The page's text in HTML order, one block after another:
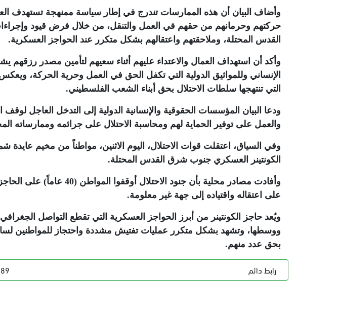
وأضاف البيان أن هذه الممارسات تندرج في إطار سياسة ممنهجة تستهدف
حركتهم وحرمانهم من حقهم في العمل والتنقل، من خلال فرض قيود
القدس المحتلة، وملاحقتهم واعتقالهم بشكل متكرر عند الحواجز العسكرية.
وأكد أن استهداف العمال والاعتداء عليهم أثناء سعيهم لتأمين مصدر رزقهم
الإنساني وللمواثيق الدولية التي تكفل الحق في العمل وحرية الحركة،
التي تنتهجها سلطات الاحتلال بحق أبناء الشعب الفلسطيني.
ودعا البيان المؤسسات الحقوقية والإنسانية الدولية إلى التدخل العاجل لوقف
والعمل على توفير الحماية لهم ومحاسبة الاحتلال على جرائمه وممارساته
وفي السياق، اعتقلت قوات الاحتلال، اليوم الاثنين، مواطناً من مخيم عايدة
الكونتينر العسكري جنوب شرق القدس المحتلة.
وأفادت مصادر محلية بأن جنود
على اعتقاله واقتياده إلى جهة غير معلومة.
ويُعد حاجز الكونتينر من أبرز الحواجز العسكرية التي تقطع التواصل
ووسطها، وتشهد بشكل متكرر عمليات تفتيش مشددة واحتجاز للمواطنين
بحق عدد منهم.
رابط دائم